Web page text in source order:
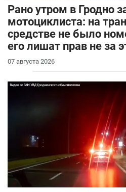
Рано утром в Гродно
мотоциклиста: на
средстве не было
его лишат прав не за
07 августа 2026